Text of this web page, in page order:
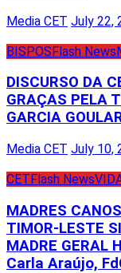
Media CET July 22,
BISPOSFlash News
DISCURSO DA
GRAÇAS PELA
GARCIA
Media CET July 10,
CET Flash News
MADRES
TIMOR-LESTE
MADRE GERAL
Carla Araújo,